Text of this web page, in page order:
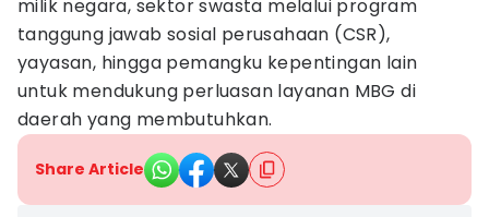
milik negara, sektor swasta melalui program
tanggung jawab sosial perusahaan (CSR),
yayasan, hingga pemangku kepentingan lain
untuk mendukung perluasan layanan MBG di
daerah yang membutuhkan.
Share Article